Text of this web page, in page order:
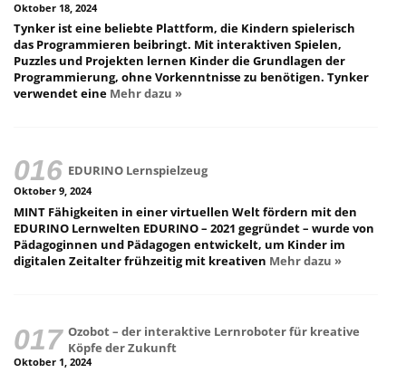
Oktober 18, 2024
Tynker ist eine beliebte Plattform, die Kindern spielerisch
das Programmieren beibringt. Mit interaktiven Spielen,
Puzzles und Projekten lernen Kinder die Grundlagen der
Programmierung, ohne Vorkenntnisse zu benötigen. Tynker
verwendet eine Mehr dazu »
EDURINO Lernspielzeug
Oktober 9, 2024
MINT Fähigkeiten in einer virtuellen Welt fördern mit den
EDURINO Lernwelten EDURINO – 2021 gegründet – wurde von
Pädagoginnen und Pädagogen entwickelt, um Kinder im
digitalen Zeitalter frühzeitig mit kreativen Mehr dazu »
Ozobot – der interaktive Lernroboter für kreative
Köpfe der Zukunft
Oktober 1, 2024